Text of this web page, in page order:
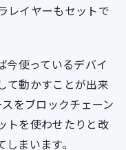
レイヤーもセットで
今使っているデバイ
て動かすことが出来
をブロックチェーン
トを使わせたりと改
まいます。